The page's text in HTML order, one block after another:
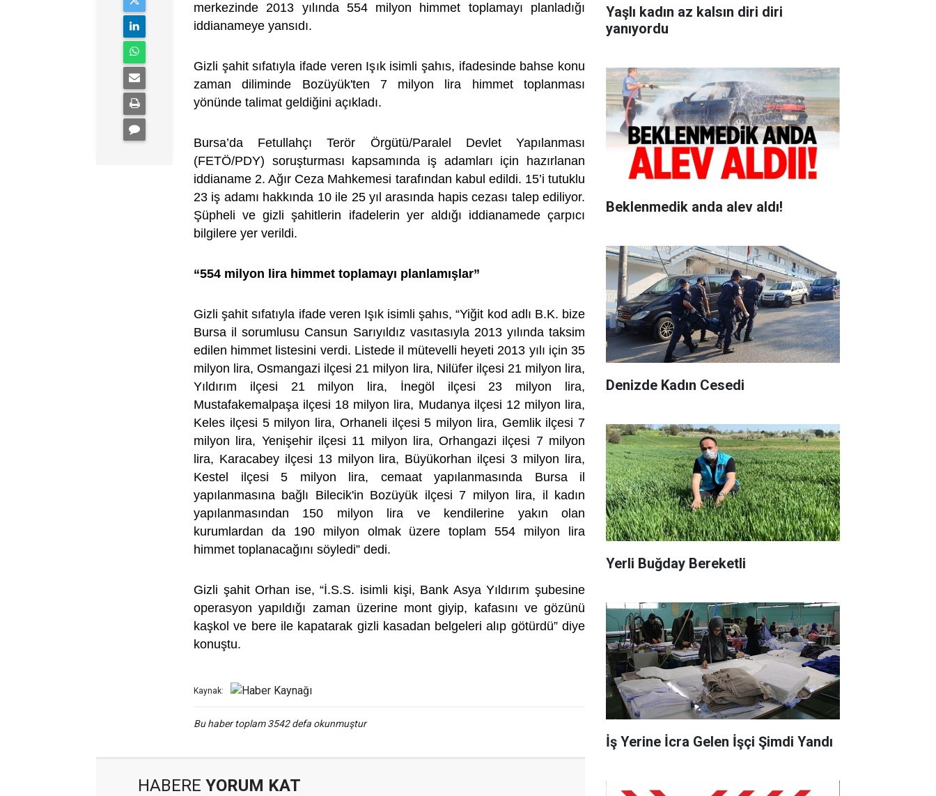
merkezinde 2013 yılında 554 milyon himmet toplamayı planladığı
iddianameye yansıdı.
Gizli şahit sıfatıyla ifade veren Işık isimli şahıs, ifadesinde bahse konu
zaman diliminde Bozüyük'ten 7 milyon lira himmet toplanması
yönünde talimat geldiğini açıkladı.
Bursa’da Fetullahçı Terör Örgütü/Paralel Devlet Yapılanması
(FETÖ/PDY) soruşturması kapsamında iş adamları için hazırlanan
iddianame 2. Ağır Ceza Mahkemesi tarafından kabul edildi. 15’i tutuklu
23 iş adamı hakkında 10 ile 25 yıl arasında hapis cezası talep ediliyor.
Şüpheli ve gizli şahitlerin ifadelerin yer aldığı iddianamede çarpıcı
bilgilere yer verildi.
“554 milyon lira himmet toplamayı planlamışlar”
Gizli şahit sıfatıyla ifade veren Işık isimli şahıs, “Yiğit kod adlı B.K. bize
Bursa il sorumlusu Cansun Sarıyıldız vasıtasıyla 2013 yılında taksim
edilen himmet listesini verdi. Listede il mütevelli heyeti 2013 yılı için 35
milyon lira, Osmangazi ilçesi 21 milyon lira, Nilüfer ilçesi 21 milyon lira,
Yıldırım ilçesi 21 milyon lira, İnegöl ilçesi 23 milyon lira,
Mustafakemalpaşa ilçesi 18 milyon lira, Mudanya ilçesi 12 milyon lira,
Keles ilçesi 5 milyon lira, Orhaneli ilçesi 5 milyon lira, Gemlik ilçesi 7
milyon lira, Yenişehir ilçesi 11 milyon lira, Orhangazi ilçesi 7 milyon
lira, Karacabey ilçesi 13 milyon lira, Büyükorhan ilçesi 3 milyon lira,
Kestel ilçesi 5 milyon lira, cemaat yapılanmasında Bursa il
yapılanmasına bağlı Bilecik'in Bozüyük ilçesi 7 milyon lira, il kadın
yapılanmasından 150 milyon lira ve kendilerine yakın olan
kurumlardan da 190 milyon olmak üzere toplam 554 milyon lira
himmet toplanacağını söyledi” dedi.
Gizli şahit Orhan ise, “İ.S.S. isimli kişi, Bank Asya Yıldırım şubesine
operasyon yapıldığı zaman üzerine mont giyip, kafasını ve gözünü
kaşkol ve bere ile kapatarak gizli kasadan belgeleri alıp götürdü” diye
konuştu.
Kaynak:
Bu haber toplam 3542 defa okunmuştur
HABERE YORUM KAT
Yaşlı kadın az kalsın diri diri
yanıyordu
Beklenmedik anda alev aldı!
Denizde Kadın Cesedi
Yerli Buğday Bereketli
İş Yerine İcra Gelen İşçi Şimdi Yandı